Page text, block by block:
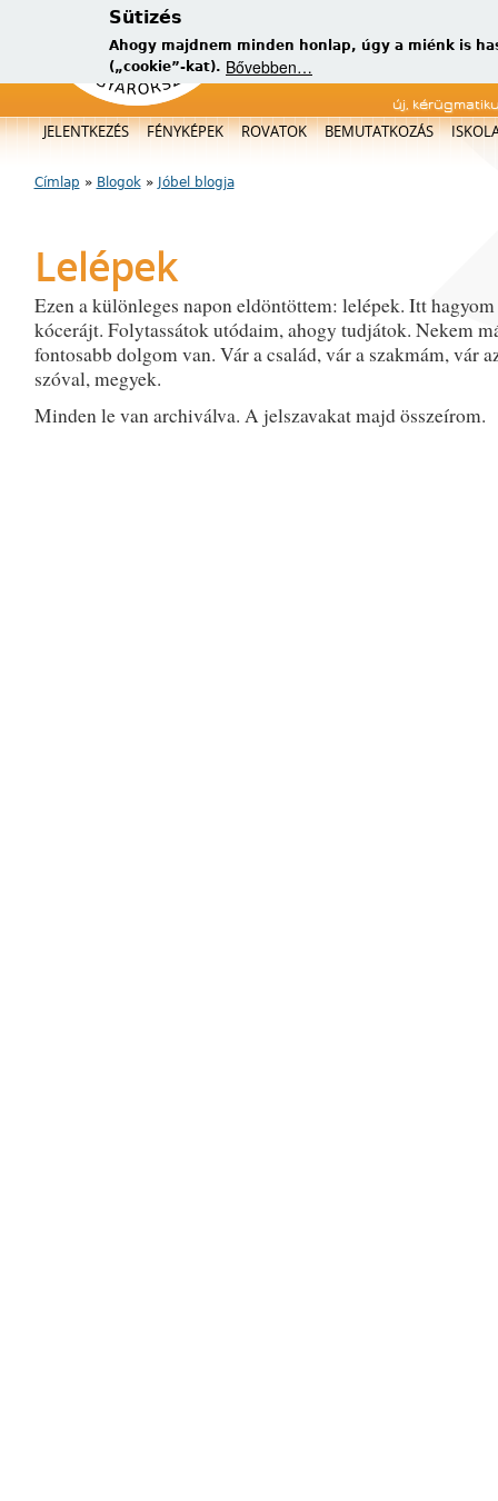
Sütizés
Ahogy majdnem minden honlap, úgy a miénk is
(„cookie”-kat). Bővebben…
új,
Főmenü
JELENTKEZÉS FÉNYKÉPEK ROVATOK BEMUTATKOZÁS
Jelenlegi hely
Címlap » Blogok» Jóbel blogja
Lelépek
Ezen a különleges napon eldöntöttem: lelépek. Itt hagyom
kócerájt. Folytassátok utódaim, ahogy tudjátok. Nekem
fontosabb dolgom van. Vár a család, vár a szakmám, vár
szóval, megyek.
Minden le van archiválva. A jelszavakat majd összeírom.